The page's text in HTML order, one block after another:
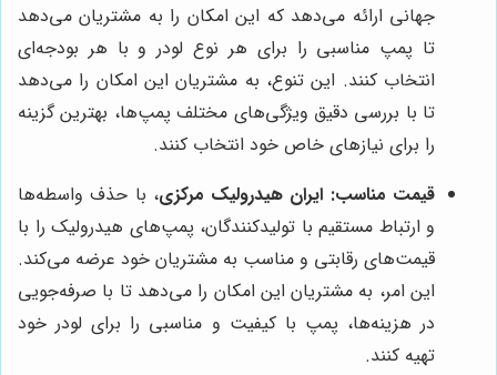
جهانی ارائه می‌دهد که این امکان را به مشتریان می‌دهد
تا پمپ مناسبی را برای هر نوع لودر و با هر بودجه‌ای
انتخاب کنند. این تنوع، به مشتریان این امکان را می‌دهد
تا با بررسی دقیق ویژگی‌های مختلف پمپ‌ها، بهترین گزینه
را برای نیازهای خاص خود انتخاب کنند.
قیمت مناسب: ایران هیدرولیک مرکزی، با حذف واسطه‌ها
و ارتباط مستقیم با تولیدکنندگان، پمپ‌های هیدرولیک را با
قیمت‌های رقابتی و مناسب به مشتریان خود عرضه می‌کند.
این امر، به مشتریان این امکان را می‌دهد تا با صرفه‌جویی
در هزینه‌ها، پمپ با کیفیت و مناسبی را برای لودر خود
تهیه کنند.